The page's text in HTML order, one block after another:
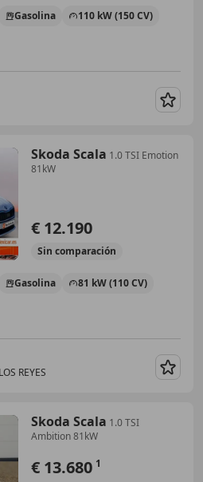
Gasolina 110 kW (150 CV)
Skoda Scala 1.0 TSI Emotion
81kW
€ 12.190
Sin comparación
Gasolina 81 kW (110 CV)
REYES
Skoda Scala 1.0 TSI
Ambition 81kW
€ 13.680 1